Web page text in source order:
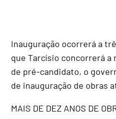
Inauguração ocorrerá a
que Tarcísio concorrerá a
de pré-candidato, o
de inauguração de obras
MAIS DE DEZ ANOS DE